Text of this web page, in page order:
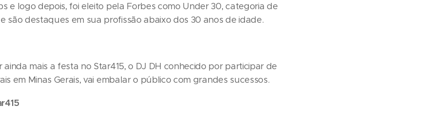
e logo depois, foi eleito pela Forbes como Under 30, categoria de
são destaques em sua profissão abaixo dos 30 anos de idade.
ainda mais a festa no Star415, o DJ DH conhecido por participar de
em Minas Gerais, vai embalar o público com grandes sucessos.